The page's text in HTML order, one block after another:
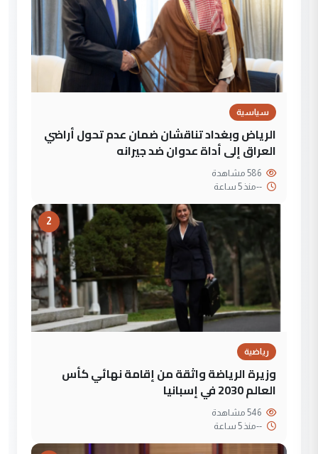
سياسية
الرياض وبغداد تناقشان ضمان عدم تحول أراضي
العراق إلى أداة عدوان ضد جيرانه
--منذ 5 ساعة
2
رياضية
وزيرة الرياضة واثقة من إقامة نهائي كأس
العالم 2030 في إسبانيا
--منذ 5 ساعة